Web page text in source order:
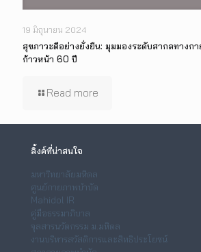
19 มิถุนายน 2024
สุขภาวะดีอย่างยั่งยืน: มุมมองระดับสากลทางก
ก้าวหน้า 60 ปี
Read more
ลิ้งค์ที่น่าสนใจ
มหาวิทยาลัยมหิดล
ศูนย์กายภาพบำบัด
Mahidol IR
คู่มือธรรมาภิบาล
จุลสารนวัตกรรม ม.มหิดล
งานบริหารสวัสดิการและสิทธิประโยชน์